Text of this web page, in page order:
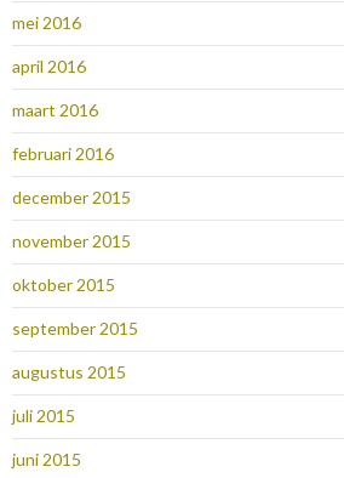
mei 2016
april 2016
maart 2016
februari 2016
december 2015
november 2015
oktober 2015
september 2015
augustus 2015
juli 2015
juni 2015